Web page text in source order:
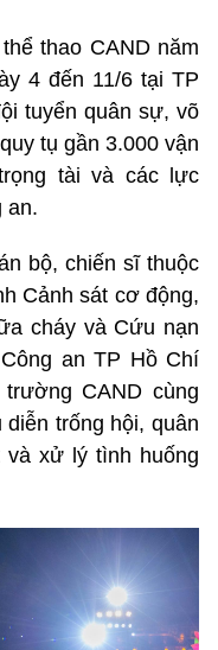
thao CAND năm
4 đến 11/6 tại TP
tuyển quân sự, võ
tụ gần 3.000 vận
tài và các lực
an.
bộ, chiến sĩ thuộc
Cảnh sát cơ động,
cháy và Cứu nạn
an TP Hồ Chí
CAND cùng
diễn trống hội, quân
và xử lý tình huống